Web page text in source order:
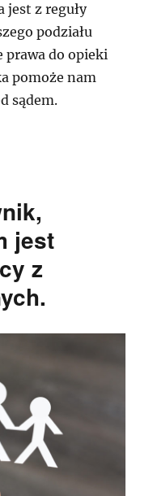
jest z reguły
podziału
prawa do opieki
pomoże nam
sądem.
jest
z